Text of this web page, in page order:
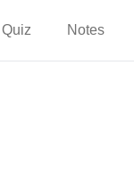
Quiz Notes